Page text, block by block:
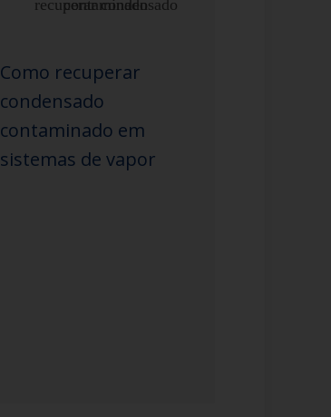
Como recuperar
condensado
contaminado em
sistemas de vapor